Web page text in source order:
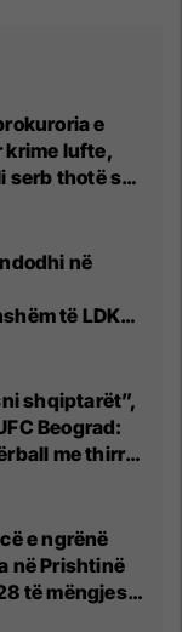
e
krime lufte,
serb thotë se
në
në
të LDK-
shqiptarët”,
Beograd:
me thirrje
nga
e ngrënë
në Prishtinë
të mëngjesit
serbe